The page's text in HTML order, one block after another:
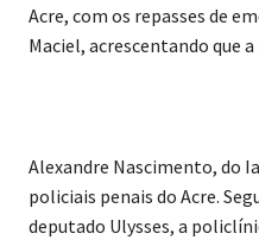
Acre, com os repasses de
Maciel, acrescentando que
Alexandre Nascimento, do
policiais penais do Acre.
deputado Ulysses, a